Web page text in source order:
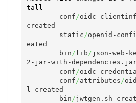
tall
	conf
/oidc-
created
	static
/openid-
eated
	bin
/lib /json-web-
2-jar-with-
	conf
/oidc-
	conf
/attributes /
l created
	bin
/jwtgen.sh